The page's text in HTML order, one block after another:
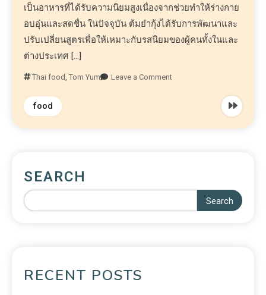
เป็นอาหารที่ได้รับความนิยมสูงเนื่องจากช่วยทำให้ร่างกาย
อบอุ่นและสดชื่น ในปัจจุบัน ต้มยำกุ้งได้รับการพัฒนาและ
ปรับเปลี่ยนสูตรเพื่อให้เหมาะกับรสนิยมของผู้คนทั้งในและ
ต่างประเทศ […]
Thai food,Tom Yum Leave a Comment
food
SEARCH
Search
RECENT POSTS